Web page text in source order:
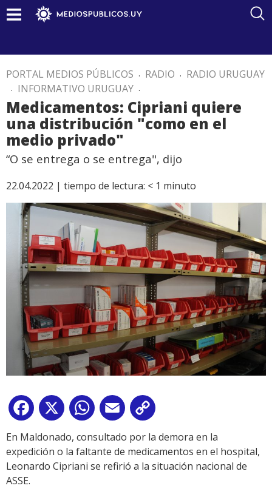
PORTAL MEDIOS PÚBLICOS . RADIO . RADIO URUGUAY
. INFORMATIVO URUGUAY .
Medicamentos: Cipriani quiere
una distribución "como en el
medio privado"
“O se entrega o se entrega", dijo
22.04.2022 | tiempo de lectura: < 1 minuto
Facebook
X WhatsApp
Email
Link
En Maldonado, consultado por la demora en la
expedición o la faltante de medicamentos en el hospital,
Leonardo Cipriani se refirió a la situación nacional de
ASSE.